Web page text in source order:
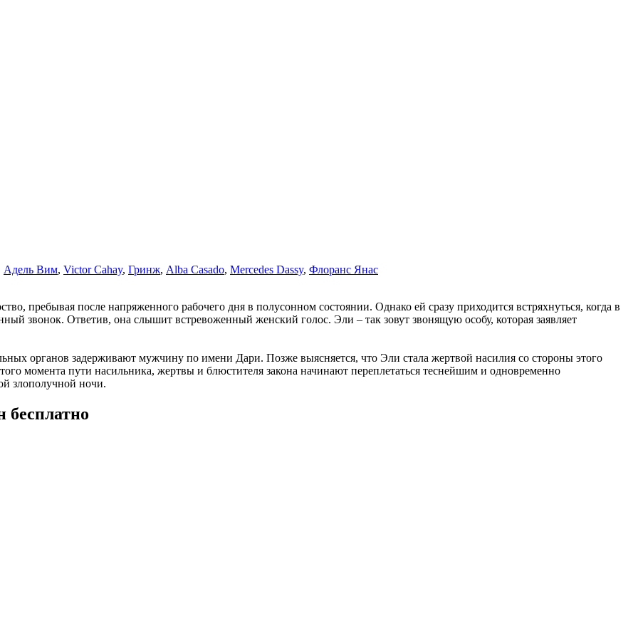
Адель Вим, Victor Cahay, Гринж, Alba Casado, Mercedes Dassy, Флоранс Янас
пребывая после напряженного рабочего дня в полусонном состоянии. Однако ей сразу приходится встряхнуться, когда в
звонок. Ответив, она слышит встревоженный женский голос. Эли – так зовут звонящую особу, которая заявляет
органов задерживают мужчину по имени Дари. Позже выясняется, что Эли стала жертвой насилия со стороны этого
момента пути насильника, жертвы и блюстителя закона начинают переплетаться теснейшим и одновременно
злополучной ночи.